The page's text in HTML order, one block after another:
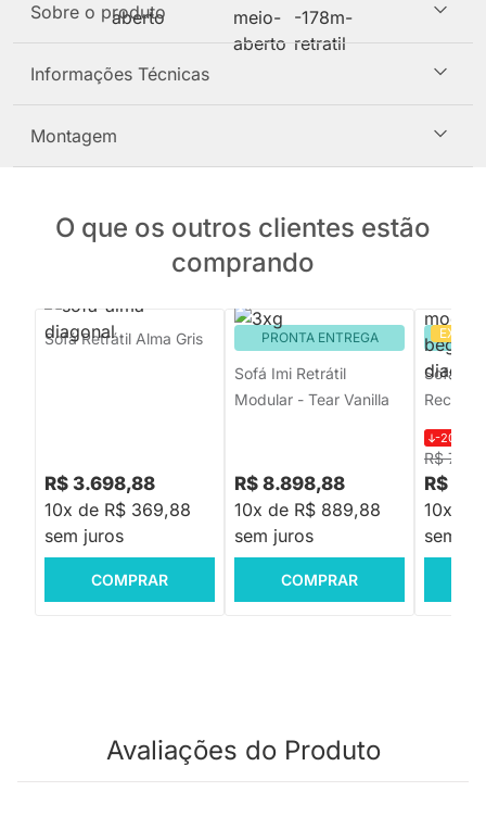
Sobre o produto
Informações Técnicas
Montagem
O que os outros clientes estão
comprando
Sofá Retrátil Alma Gris
R$ 3.698,88
10x de R$ 369,88
sem juros
COMPRAR
PRONTA ENTREGA
Sofá Imi Retrátil
Modular - Tear Vanilla
R$ 8.898,88
10x de R$ 889,88
sem juros
COMPRAR
Sofá
R$
-20%
R$
10x de
sem
Avaliações do Produto